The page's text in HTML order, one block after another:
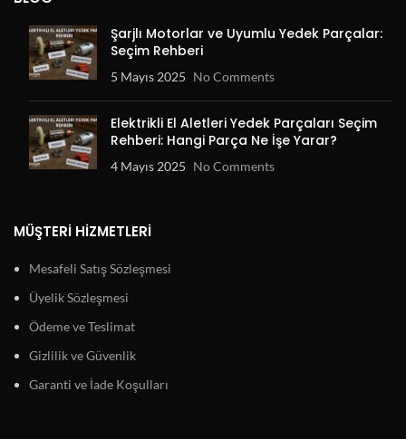
Şarjlı Motorlar ve Uyumlu Yedek Parçalar:
Seçim Rehberi
5 Mayıs 2025 No Comments
Elektrikli El Aletleri Yedek Parçaları Seçim
Rehberi: Hangi Parça Ne İşe Yarar?
4 Mayıs 2025 No Comments
MÜŞTERI HIZMETLERI
Mesafeli Satış Sözleşmesi
Üyelik Sözleşmesi
Ödeme ve Teslimat
Gizlilik ve Güvenlik
Garanti ve İade Koşulları